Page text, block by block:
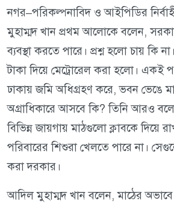
নগর–পরিকল্পনাবিদ ও আইপিডির
মুহাম্মদ খান প্রথম আলোকে বলেন,
ব্যবস্থা করতে পারে। প্রশ্ন হলো চায় কি
টাকা দিয়ে মেট্রোরেল করা হলো। একই
ঢাকায় জমি অধিগ্রহণ করে, ভবন ভেঙে
অগ্রাধিকারে আসবে কি? তিনি আরও
বিভিন্ন জায়গায় মাঠগুলো ক্লাবকে দিয়ে
পরিবারের শিশুরা খেলতে পারে না।
করা দরকার।
আদিল মুহাম্মদ খান বলেন, মাঠের